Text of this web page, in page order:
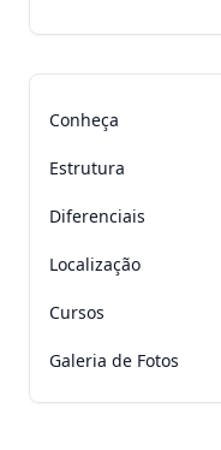
Conheça
Estrutura
Diferenciais
Localização
Cursos
Galeria de Fotos